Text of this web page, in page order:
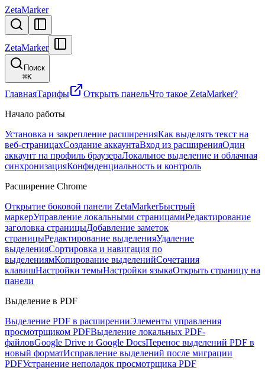
ZetaMarker
ZetaMarker
Поиск
⌘K
ГлавнаяТарифы Открыть панельЧто такое ZetaMarker?
Начало работы
Установка и закрепление расширенияКак выделять текст на
веб-страницахСоздание аккаунтаВход из расширенияОдин
аккаунт на профиль браузераЛокальное выделение и облачная
синхронизацияКонфиденциальность и контроль
Расширение Chrome
Открытие боковой панели ZetaMarkerБыстрый
маркерУправление локальными страницамиРедактирование
заголовка страницыДобавление заметок
страницыРедактирование выделенияУдаление
выделенияСортировка и навигация по
выделениямКопирование выделенийСочетания
клавишНастройки темыНастройки языкаОткрыть страницу на
панели
Выделение в PDF
Выделение PDF в расширенииЭлементы управления
просмотрщиком PDFВыделение локальных PDF-
файловGoogle Drive и Google DocsПеренос выделений PDF в
новый форматИсправление выделений после миграции
PDFУстранение неполадок просмотрщика PDF